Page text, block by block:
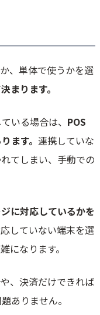
、単体で使うかを選
まります。
いる場合は、 POS
ます。 連携していな
てしまい、手動での
に対応しているかを
していない端末を選
になります。
、決済だけできれば
ありません。